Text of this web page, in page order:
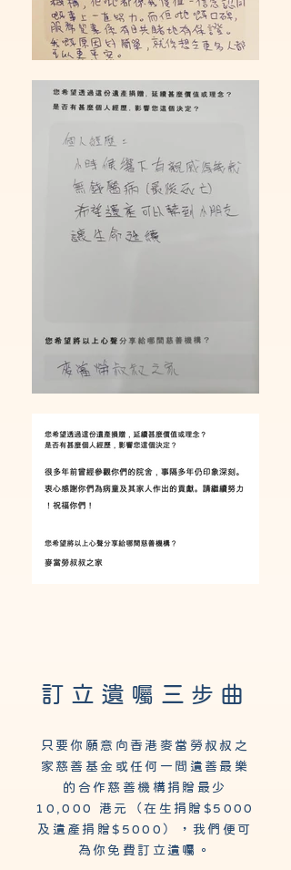
訂立遺 囑 三 步 曲
只要你願意向香港麥當勞叔叔之
家慈善基金或任何一間遺善最樂
的合作慈善機構捐贈最少
10,000 港元（在生捐贈$5000
及遺產捐贈$5000），我們便可
為你免費訂立遺囑​​。